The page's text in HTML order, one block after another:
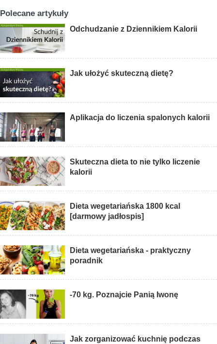
Polecane artykuły
Odchudzanie z Dziennikiem Kalorii
Jak ułożyć skuteczną dietę?
Aplikacja do liczenia spalonych kalorii
Skuteczna dieta to nie tylko liczenie
kalorii
Dieta wegetariańska 1800 kcal
[darmowy jadłospis]
Dieta wegetariańska - praktyczny
poradnik
-70 kg. Poznajcie Panią Iwonę
Jak zorganizować kuchnię podczas